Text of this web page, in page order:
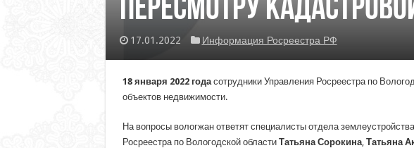
пересмотру
17.01.2022 Информация Росреестра РФ
18 января 2022 годасотрудники Управления Росреестра по
объектов недвижимости.
На вопросы вологжан ответят специалисты отдела
Росреестра по Вологодской области Татьяна Сорокина, Татьяна